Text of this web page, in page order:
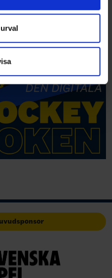
vi samarbetar med.
informationen med annan
eller som de har
tjänster.